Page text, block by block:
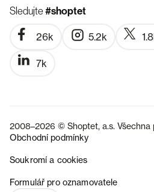
Sledujte#shoptet
26k 5.2k
7k
2008–2026 © Shoptet, a.s. Všechna
Obchodní podmínky
Soukromí a cookies
Formulář pro oznamovatele